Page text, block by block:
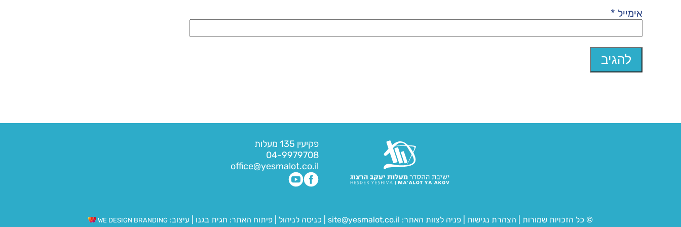
אימייל *
פקיעין 135 מעלות
04-9979708
office@yesmalot.co.il
© כל הזכויות שמורות הצהרת נגישות פניה לצוות האתר: site@yesmalot.co.il כניסה לניהול פיתוח האתר: חגית בגנו עיצוב: WE DESIGN BRANDING